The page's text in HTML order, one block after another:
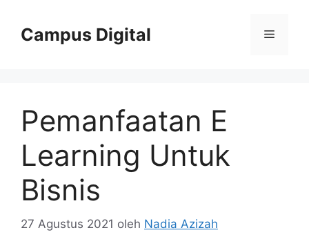
Campus Digital Menu
Pemanfaatan E
Learning Untuk
Bisnis
27 Agustus 2021 oleh Nadia Azizah